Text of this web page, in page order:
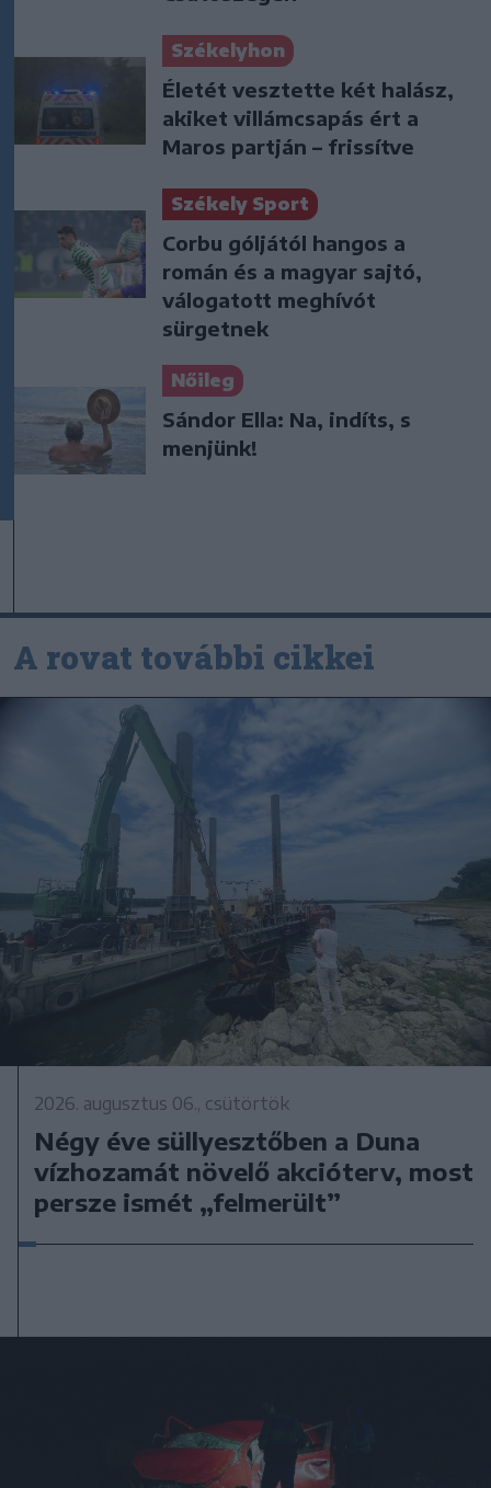
Székelyhon
Életét vesztette két halász,
akiket villámcsapás ért a
Maros partján – frissítve
Székely Sport
Corbu góljától hangos a
román és a magyar sajtó,
válogatott meghívót
sürgetnek
Nőileg
Sándor Ella: Na, indíts, s
menjünk!
A rovat további cikkei
2026. augusztus 06., csütörtök
Négy éve süllyesztőben a Duna
vízhozamát növelő akcióterv, most
persze ismét „felmerült”